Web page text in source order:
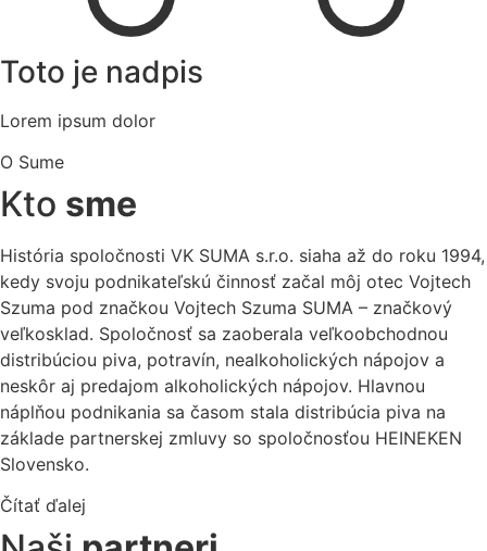
Toto je nadpis
Lorem ipsum dolor
O Sume
Kto sme
História spoločnosti VK SUMA s.r.o. siaha až do roku 1994,
kedy svoju podnikateľskú činnosť začal môj otec Vojtech
Szuma pod značkou Vojtech Szuma SUMA – značkový
veľkosklad. Spoločnosť sa zaoberala veľkoobchodnou
distribúciou piva, potravín, nealkoholických nápojov a
neskôr aj predajom alkoholických nápojov. Hlavnou
náplňou podnikania sa časom stala distribúcia piva na
základe partnerskej zmluvy so spoločnosťou HEINEKEN
Slovensko.
Čítať ďalej